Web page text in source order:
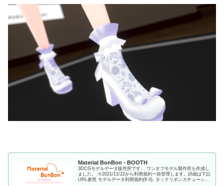
Material BonBon - BOOTH
3DCGモデルデータ販売所です。 ワンオフモデル製作所も作成し
ました。 ※2021/11/22から利用規約一括管理します。詳細は下記
URL参照 モデルデータ利用規約(¥ 0), タックリボンカチューシャ